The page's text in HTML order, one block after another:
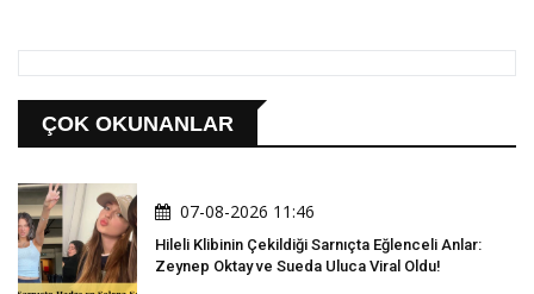
ÇOK OKUNANLAR
07-08-2026 11:46
Hileli Klibinin Çekildiği Sarnıçta Eğlenceli Anlar:
Zeynep Oktay ve Sueda Uluca Viral Oldu!